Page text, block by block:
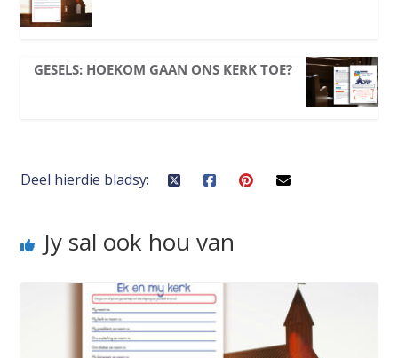
GESELS: HOEKOM GAAN ONS KERK TOE?
Deel hierdie bladsy:
Jy sal ook hou van